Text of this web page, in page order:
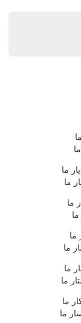
ما
ما
ما
ما
ما
ما
ما
ما
ما